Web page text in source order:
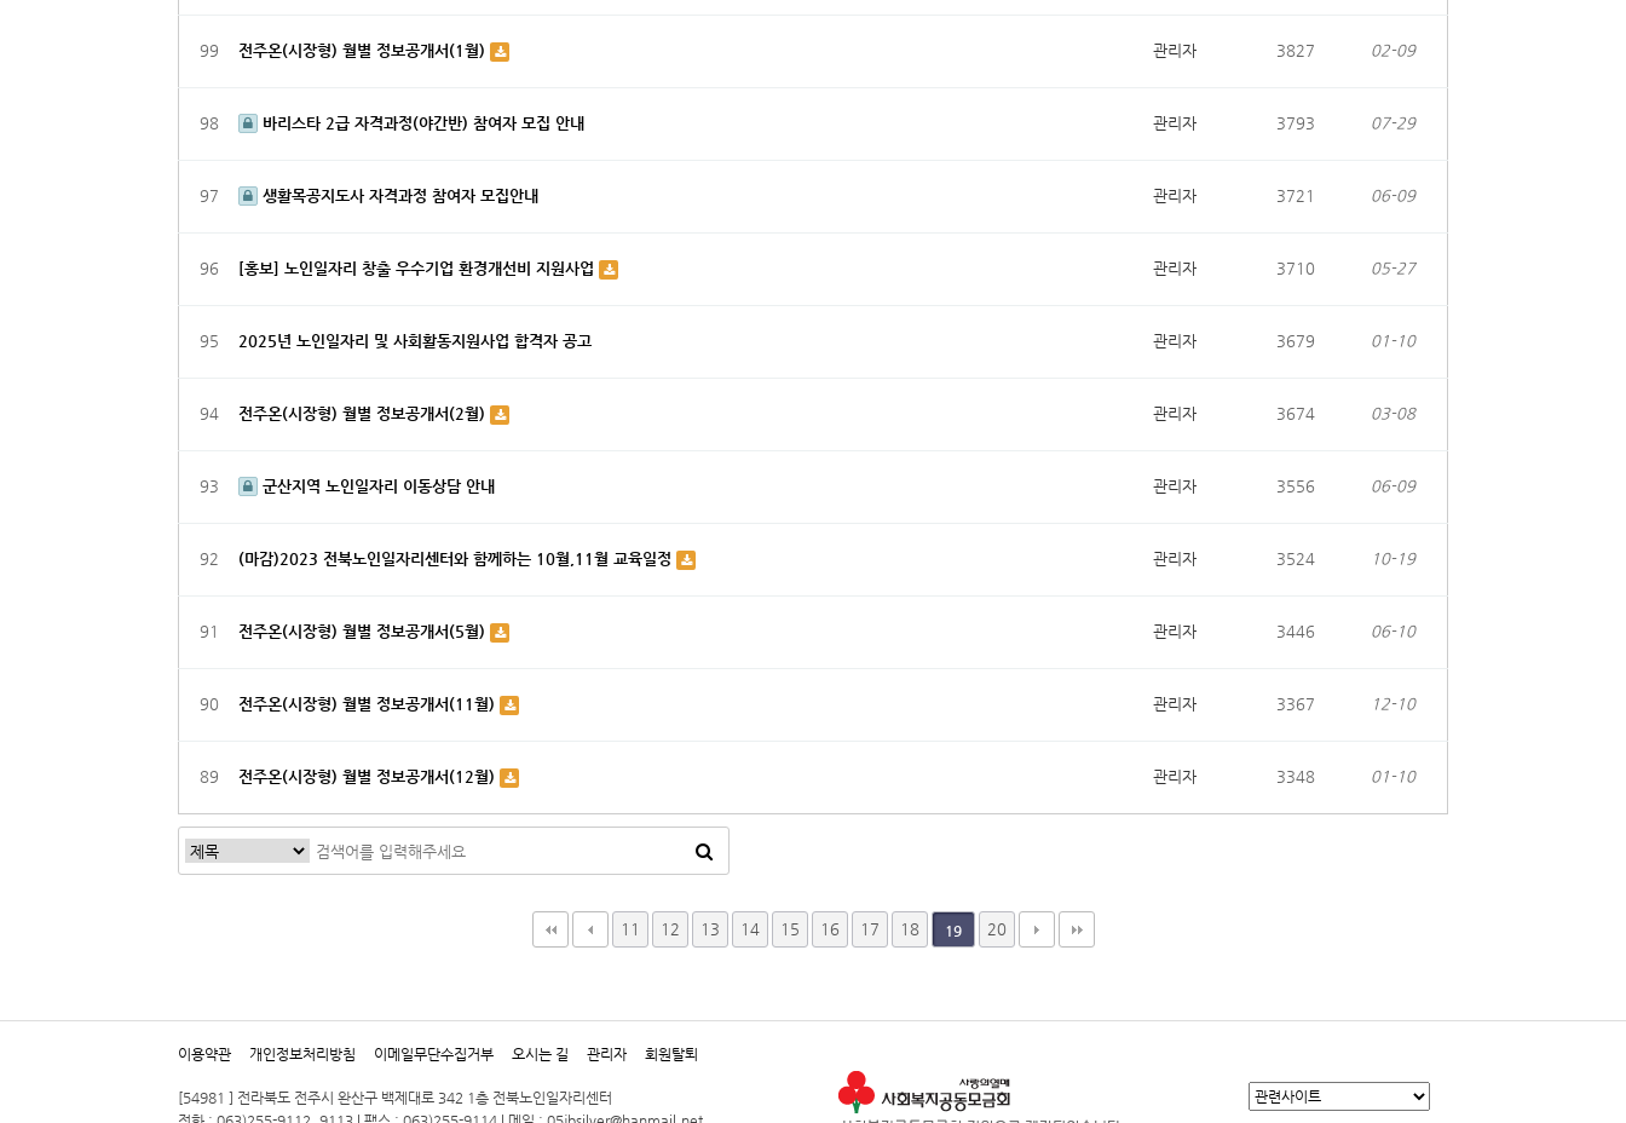
99 전주온(시장형) 월별 정보공개서(1월) 관리자 3827 02-09
98 바리스타 2급 자격과정(야간반) 참여자 모집 안내 관리자 3793 07-29
97 생활목공지도사 자격과정 참여자 모집안내 관리자 3721 06-09
96 [홍보] 노인일자리 창출 우수기업 환경개선비 지원사업 관리자 3710 05-27
95 2025년 노인일자리 및 사회활동지원사업 합격자 공고 관리자 3679 01-10
94 전주온(시장형) 월별 정보공개서(2월) 관리자 3674 03-08
93 군산지역 노인일자리 이동상담 안내 관리자 3556 06-09
92 (마감)2023 전북노인일자리센터와 함께하는 10월,11월 교육일정 관리자 3524 10-19
91 전주온(시장형) 월별 정보공개서(5월) 관리자 3446 06-10
90 전주온(시장형) 월별 정보공개서(11월) 관리자 3367 12-10
89 전주온(시장형) 월별 정보공개서(12월) 관리자 3348 01-10
11 12 13 14 15 16 17 18 19 20
이용약관 개인정보처리방침 이메일무단수집거부 오시는 길 관리자 회원탈퇴
[54981 ] 전라북도 전주시 완산구 백제대로 342 1층 전북노인일자리센터